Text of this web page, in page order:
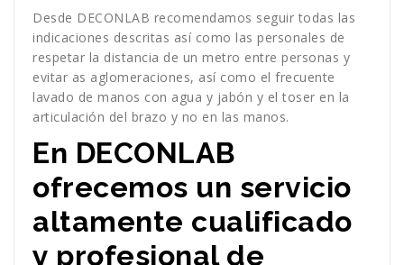
Desde DECONLAB recomendamos seguir todas las
indicaciones descritas así como las personales de
respetar la distancia de un metro entre personas y
evitar as aglomeraciones, así como el frecuente
lavado de manos con agua y jabón y el toser en la
articulación del brazo y no en las manos.
En DECONLAB
ofrecemos un servicio
altamente cualificado
y profesional de